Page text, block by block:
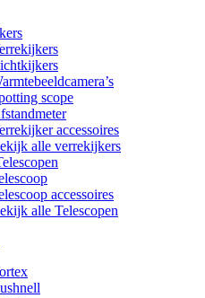
scope
accessoires
alle verrekijkers
accessoires
alle Telescopen